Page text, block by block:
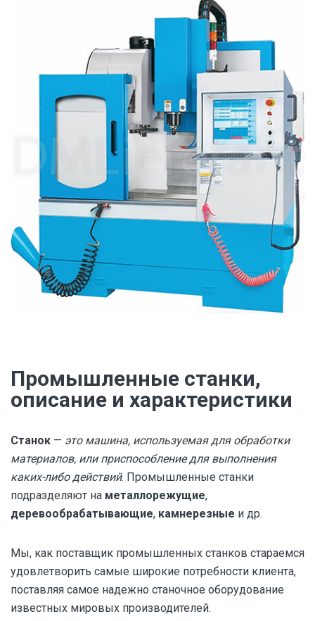
Промышленные станки,
описание и характеристики
Станок — это машина, используемая для обработки
материалов, или приспособление для выполнения
каких-либо действий. Промышленные станки
подразделяют на металлорежущие,
деревообрабатывающие, камнерезные и др.
Мы, как поставщик промышленных станков стараемся
удовлетворить самые широкие потребности клиента,
поставляя самое надежно станочное оборудование
известных мировых производителей.